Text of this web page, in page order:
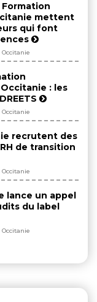
mettent
qui font
: les
recrutent des
de transition
lance un appel
du label